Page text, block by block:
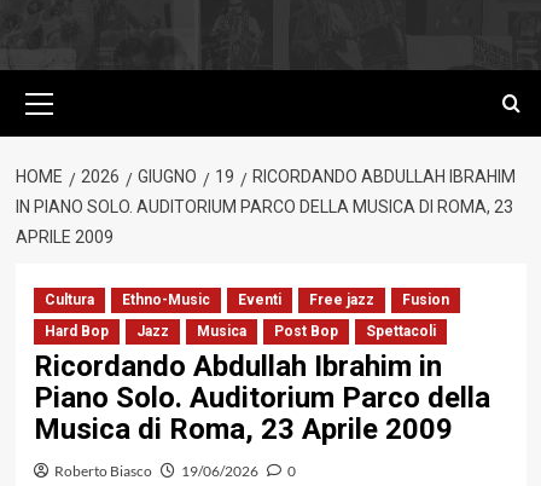
principale
HOME 2026 GIUGNO 19
RICORDANDO ABDULLAH IBRAHIM
IN PIANO SOLO. AUDITORIUM PARCO DELLA MUSICA DI ROMA, 23
APRILE 2009
Cultura Ethno-Music Eventi Free jazz
Fusion
Hard Bop
Jazz Musica Post Bop Spettacoli
Ricordando Abdullah Ibrahim in
Piano Solo. Auditorium Parco della
Musica di Roma, 23 Aprile 2009
Roberto Biasco 19/06/2026 0